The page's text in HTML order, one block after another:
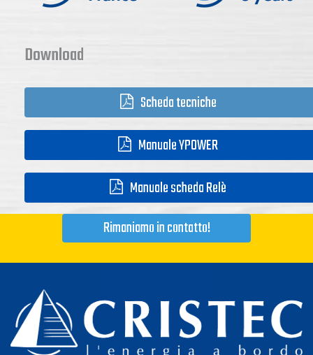
Download
Scheda tecniche
Manuale YPOWER
Manuale scheda Relè
Rimaniamo in contatto!